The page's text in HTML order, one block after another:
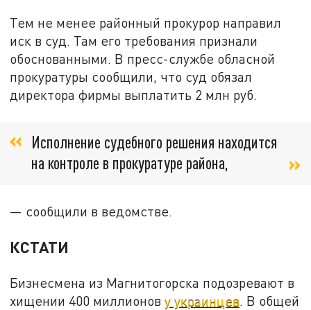
Тем не менее районный прокурор направил
иск в суд. Там его требования признали
обоснованными. В пресс-службе обласной
прокуратуры сообщили, что суд обязал
директора фирмы выплатить 2 млн руб.
Исполнение судебного решения находится
на контроле в прокуратуре района,
— сообщили в ведомстве.
КСТАТИ
Бизнесмена из Магнитогорска подозревают в
хищении 400 миллионову украинцев. В общей